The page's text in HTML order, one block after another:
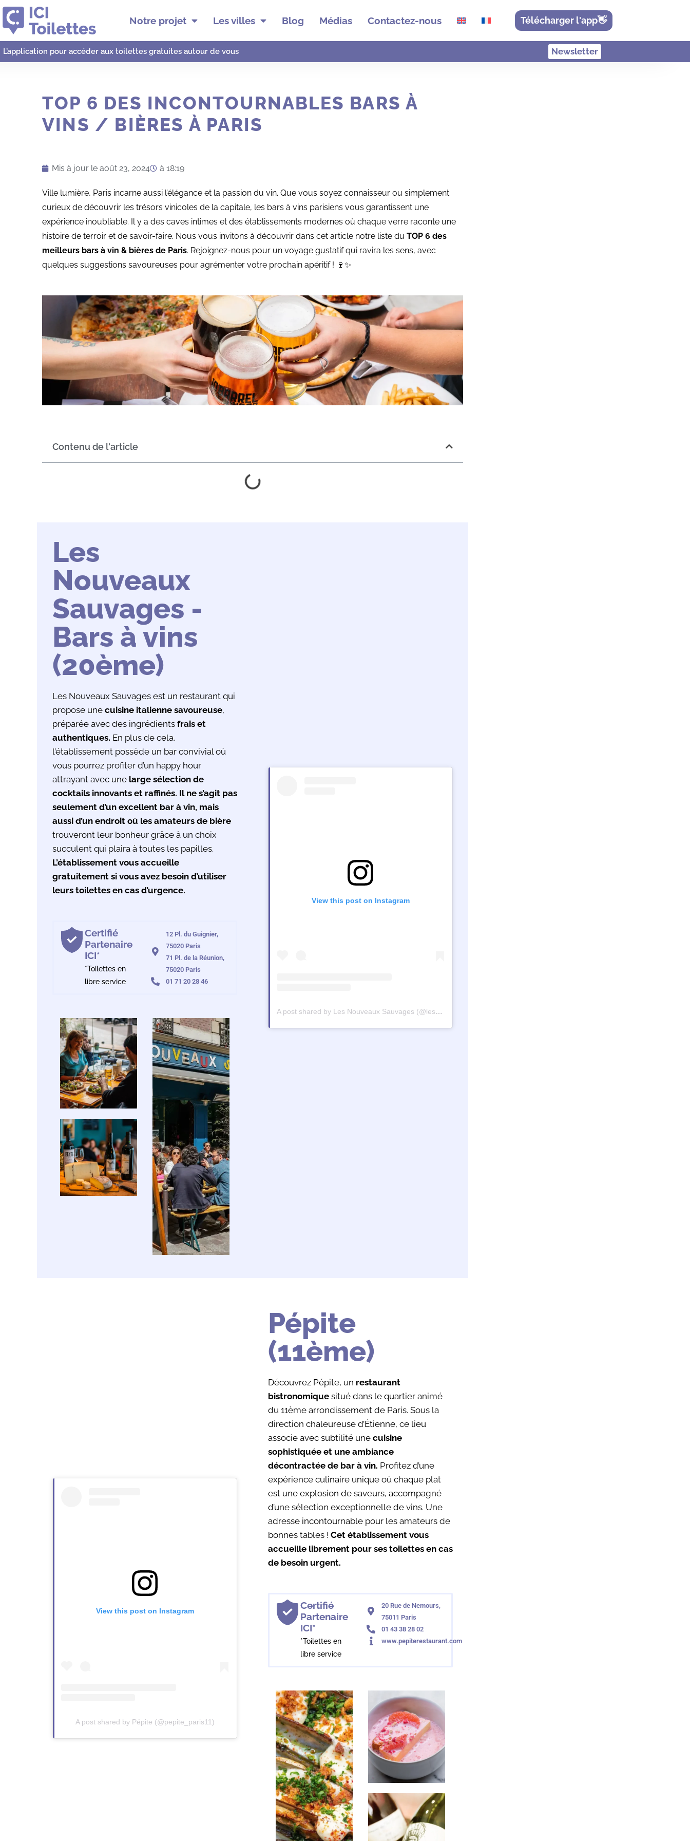
Notre projet Les villes Blog Médias Contactez-nous Télécharger l'app👋
L’application pour accéder aux toilettes gratuites autour de vous Newsletter
TOP 6 DES INCONTOURNABLES BARS À
VINS / BIÈRES À PARIS
Mis à jour le août 23, 2024 à 18:19
Ville lumière, Paris incarne aussi l’élégance et la passion du vin. Que vous soyez connaisseur ou simplement
curieux de découvrir les trésors vinicoles de la capitale, les bars à vins parisiens vous garantissent une
expérience inoubliable. Il y a des caves intimes et des établissements modernes où chaque verre raconte une
histoire de terroir et de savoir-faire. Nous vous invitons à découvrir dans cet article notre liste du TOP 6 des
meilleurs bars à vin & bières de Paris. Rejoignez-nous pour un voyage gustatif qui ravira les sens, avec
quelques suggestions savoureuses pour agrémenter votre prochain apéritif ! 🍷✨
Contenu de l'article
Les
Nouveaux
Sauvages -
Bars à vins
(20ème)
Les Nouveaux Sauvages est un restaurant qui
propose une cuisine italienne savoureuse,
préparée avec des ingrédients frais et
authentiques. En plus de cela,
l’établissement possède un bar convivial où
vous pourrez profiter d’un happy hour
attrayant avec une large sélection de
cocktails innovants et raffinés. Il ne s’agit pas
seulement d’un excellent bar à vin, mais
aussi d’un endroit où les amateurs de bière
trouveront leur bonheur grâce à un choix
succulent qui plaira à toutes les papilles.
L’établissement vous accueille
gratuitement si vous avez besoin d’utiliser
leurs toilettes en cas d’urgence.
Certifié
Partenaire
ICI*
*Toilettes en
libre service
12 Pl. du Guignier,
75020 Paris
71 Pl. de la Réunion,
75020 Paris
01 71 20 28 46
View this post on Instagram
A post shared by Les Nouveaux Sauvages (@lesnouveauxsauvagesreunion)
View this post on Instagram
A post shared by Pépite (@pepite_paris11)
Pépite
(11ème)
Découvrez Pépite, un restaurant
bistronomique situé dans le quartier animé
du 11ème arrondissement de Paris. Sous la
direction chaleureuse d’Étienne, ce lieu
associe avec subtilité une cuisine
sophistiquée et une ambiance
décontractée de bar à vin. Profitez d’une
expérience culinaire unique où chaque plat
est une explosion de saveurs, accompagné
d’une sélection exceptionnelle de vins. Une
adresse incontournable pour les amateurs de
bonnes tables ! Cet établissement vous
accueille librement pour ses toilettes en cas
de besoin urgent.
Certifié
Partenaire
ICI*
*Toilettes en
libre service
20 Rue de Nemours,
75011 Paris
01 43 38 28 02
www.pepiterestaurant.com